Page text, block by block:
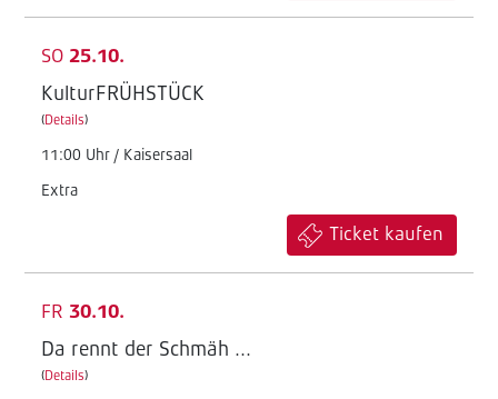
SO 25.10.
KulturFRÜHSTÜCK
(Details)
11:00 Uhr / Kaisersaal
Extra
Ticket kaufen
FR 30.10.
Da rennt der Schmäh ...
(Details)